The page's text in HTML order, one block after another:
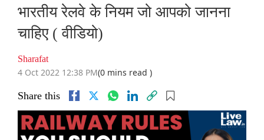
भारतीय रेलवे के नियम जो आपको जानना
चाहिए ( वीडियो)
Sharafat
4 Oct 2022 12:38 PM(0 mins read )
Share this